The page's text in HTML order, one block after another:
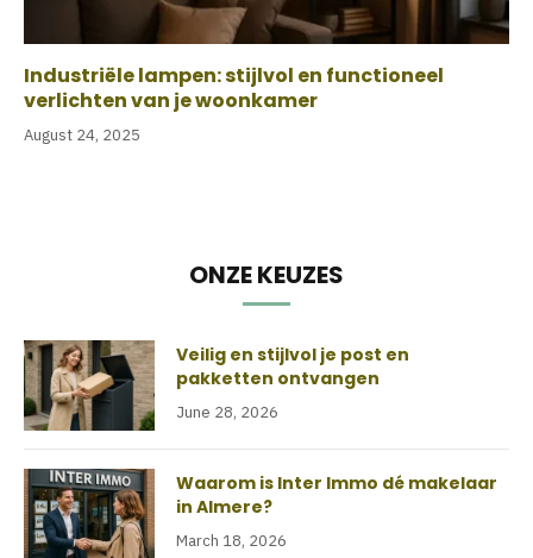
Industriële lampen: stijlvol en functioneel
verlichten van je woonkamer
August 24, 2025
ONZE KEUZES
Veilig en stijlvol je post en
pakketten ontvangen
June 28, 2026
Waarom is Inter Immo dé makelaar
in Almere?
March 18, 2026